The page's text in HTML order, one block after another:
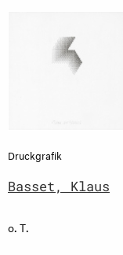
Druckgrafik
Basset, Klaus
o. T.